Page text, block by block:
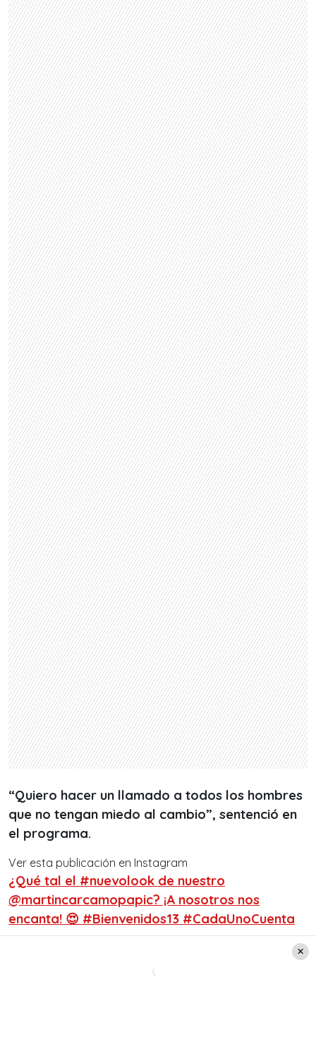
“Quiero hacer un llamado a todos los hombres
que no tengan miedo al cambio”, sentenció en
el programa.
Ver esta publicación en Instagram
¿Qué tal el #nuevolook de nuestro
@martincarcamopapic? ¡A nosotros nos
encanta! 😍 #Bienvenidos13 #CadaUnoCuenta